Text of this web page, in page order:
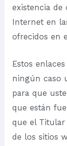
existencia
Internet en
ofrecidos en
Estos
ningún caso
para que
que están
que el Titular
de los sitios